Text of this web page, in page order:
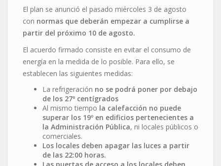
El plan se anunció el pasado miércoles 3 de agosto
con normas que deberán empezar a cumplirse a
partir del próximo 10 de agosto.
El acuerdo firmado consiste en evitar el consumo de
energía en la medida de lo posible. Para ello, se
establecen las siguientes medidas:
La refrigeración no se podrá poner por debajo
de los 27º centígrados
Al mismo tiempo la calefacción no puede
superar los 19º en edificios pertenecientes a
la Administración Pública, ni locales públicos o
comerciales.
Los locales deben apagar las luces a partir
de las 22:00 horas.
Las puertas de acceso a los locales deben